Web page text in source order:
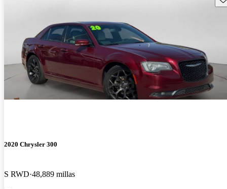
2020 Chrysler 300
S RWD 48,889 millas